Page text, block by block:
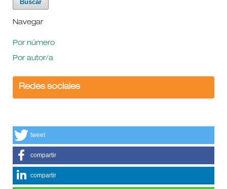
Navegar
Por número
Por autor/a
Redes sociales
tweet
compartir
compartir